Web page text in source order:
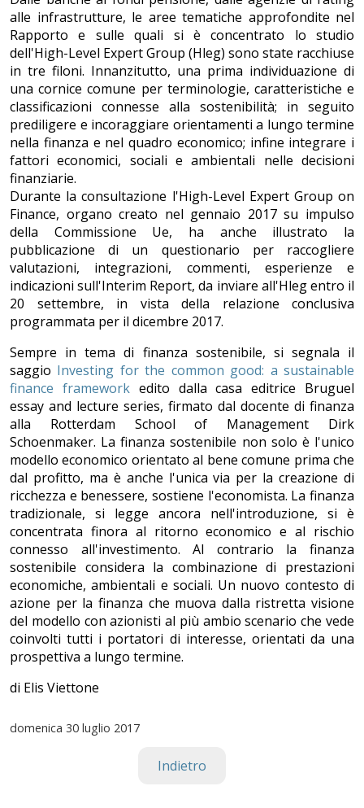
alle infrastrutture, le aree tematiche approfondite nel
Rapporto e sulle quali si è concentrato lo studio
dell'High-Level Expert Group (Hleg) sono state racchiuse
in tre filoni. Innanzitutto, una prima individuazione di
una cornice comune per terminologie, caratteristiche e
classificazioni connesse alla sostenibilità; in seguito
prediligere e incoraggiare orientamenti a lungo termine
nella finanza e nel quadro economico; infine integrare i
fattori economici, sociali e ambientali nelle decisioni
finanziarie.
Durante la consultazione l'High-Level Expert Group on
Finance, organo creato nel gennaio 2017 su impulso
della Commissione Ue, ha anche illustrato la
pubblicazione di un questionario per raccogliere
valutazioni, integrazioni, commenti, esperienze e
indicazioni sull'Interim Report, da inviare all'Hleg entro il
20 settembre, in vista della relazione conclusiva
programmata per il dicembre 2017.
Sempre in tema di finanza sostenibile, si segnala il
saggio Investing for the common good: a sustainable
finance frameworkedito dalla casa editrice Bruguel
essay and lecture series, firmato dal docente di finanza
alla Rotterdam School of Management Dirk
Schoenmaker. La finanza sostenibile non solo è l'unico
modello economico orientato al bene comune prima che
dal profitto, ma è anche l'unica via per la creazione di
ricchezza e benessere, sostiene l'economista. La finanza
tradizionale, si legge ancora nell'introduzione, si è
concentrata finora al ritorno economico e al rischio
connesso all'investimento. Al contrario la finanza
sostenibile considera la combinazione di prestazioni
economiche, ambientali e sociali. Un nuovo contesto di
azione per la finanza che muova dalla ristretta visione
del modello con azionisti al più ambio scenario che vede
coinvolti tutti i portatori di interesse, orientati da una
prospettiva a lungo termine.
di Elis Viettone
domenica 30 luglio 2017
Indietro